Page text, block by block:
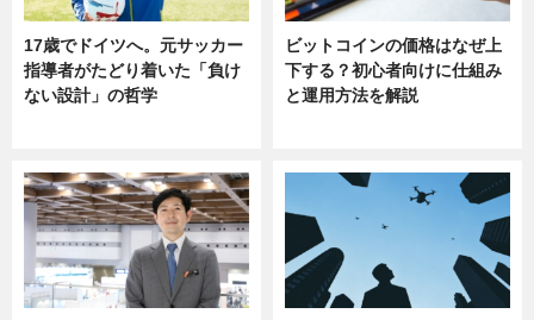
17歳でドイツへ。元サッカー
指導者がたどり着いた「負け
ない設計」の哲学
ビットコインの価格はなぜ上
下する？初心者向けに仕組み
と運用方法を解説